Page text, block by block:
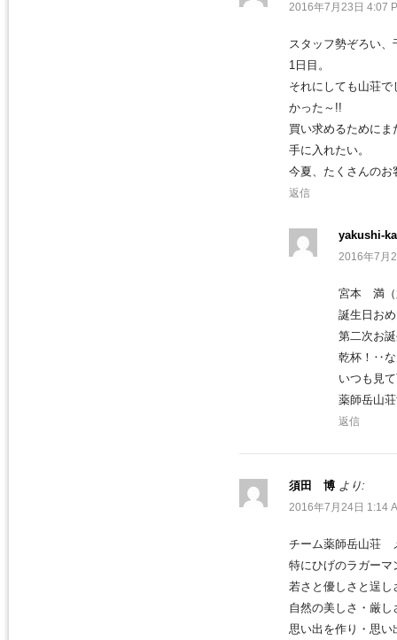
2016年7月23日 4:07
スタッフ勢ぞろい
1日目。
それにしても山荘
かった～!!
買い求めるために
手に入れたい。
今夏、たくさんのお
返信
yakushi-
2016年7月
宮本 満
誕生日お
第二次お
乾杯！‥な
いつも見
薬師岳山
返信
須田 博 より:
2016年7月24日 1:14
チーム薬師岳山荘
特にひげのラガーマ
若さと優しさと逞し
自然の美しさ・厳
思い出を作り・思い